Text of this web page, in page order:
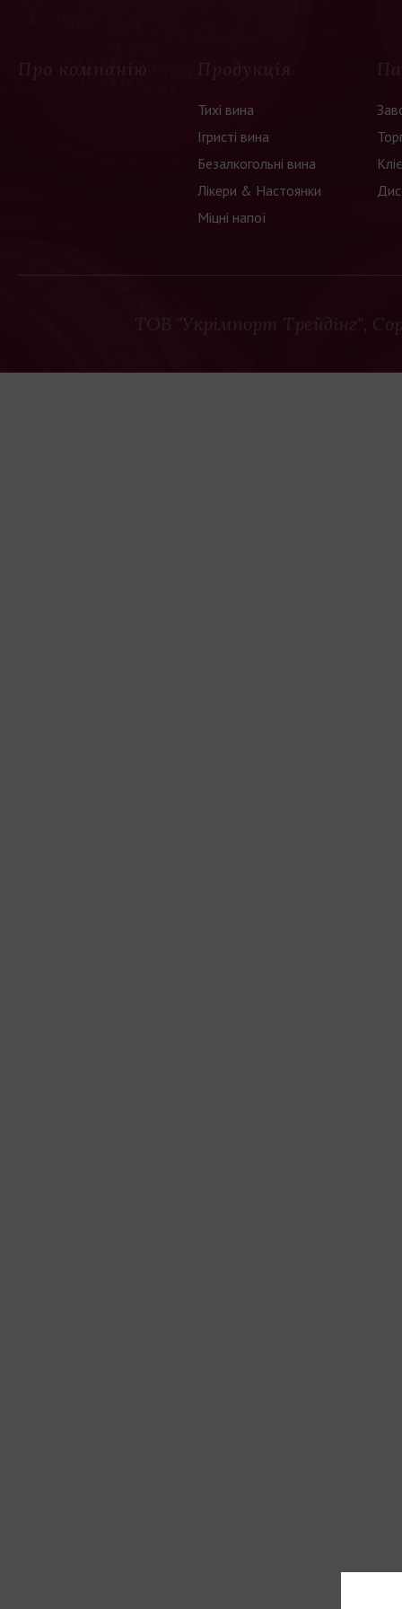
Про компанію Продукція
Тихі вина
Ігристі вина
Безалкогольні вина
Лікери & Настоянки
Міцні напої
ТОВ "Укрімпорт Трейдінг",